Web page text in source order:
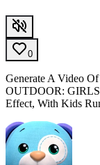
0
Generate A Video
OUTDOOR:
Effect, With Kids